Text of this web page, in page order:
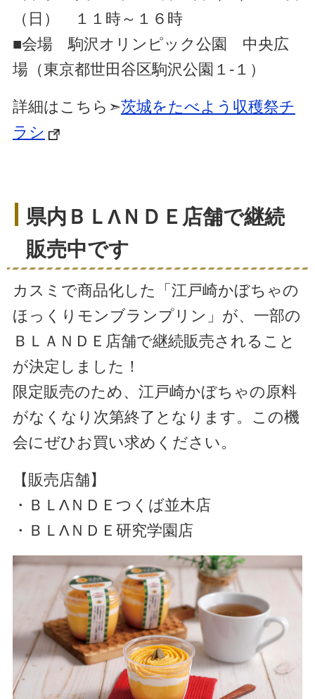
（日） １１時～１６時
■会場 駒沢オリンピック公園 中央広
場（東京都世田谷区駒沢公園１-１）
詳細はこちら➣茨城をたべよう収穫祭チ
ラシ
県内ＢＬΛＮＤＥ店舗で継続
販売中です
カスミで商品化した「江戸崎かぼちゃの
ほっくりモンブランプリン」が、一部の
ＢＬＡＮＤＥ店舗で継続販売されること
が決定しました！
限定販売のため、江戸崎かぼちゃの原料
がなくなり次第終了となります。この機
会にぜひお買い求めください。
【販売店舗】
・ＢＬΛＮＤＥつくば並木店
・ＢＬΛＮＤＥ研究学園店